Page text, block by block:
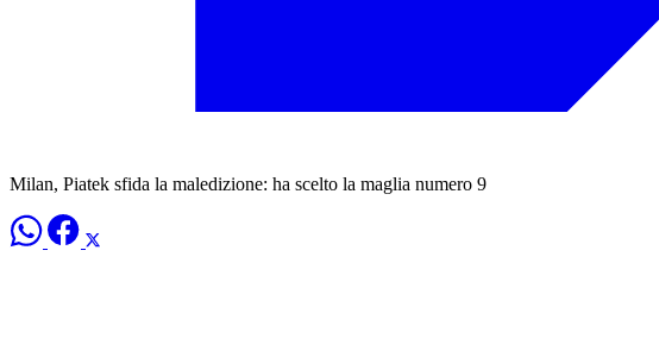
Milan, Piatek sfida la maledizione: ha scelto la maglia numero 9